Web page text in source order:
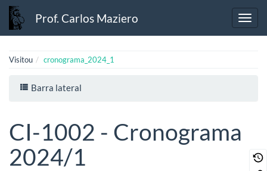
Prof. Carlos Maziero
Visitou cronograma_2024_1
Barra lateral
CI-1002 - Cronograma
2024/1